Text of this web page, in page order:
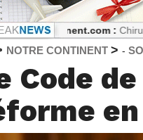
: Chirurgie
NOTRE CONTINENT > -
Code